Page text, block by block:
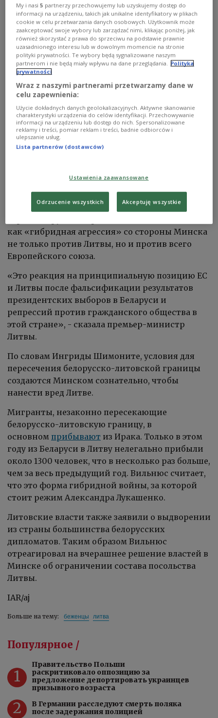
Солдаты ВС Литвы Фото: flickr.com/photos/7armyjmtc
Литва отправит войска не границу с
Беларусью, где также будет возведен
специальный барьер. Таким образом Вильнюс
намерен остановить наплыв нелегальных
мигрантов, которые прибывают через
Глава литовского правительства Ингрида
Шимоните заявила, что нелегальная миграция
как «гибридная агрессия» со стороны Минска
не только против Литвы, но и против всего
Европейского союза.
«Это реакция на принципиальную позицию ЕС
и Литвы после фальсификации результатов
президентских выборов в Беларуси и
репрессий против гражданского общества в
этой стране», - сказала премьер-министр
Литвы.
По словам Ингриды Шимоните, условия для
пересечения белорусско-литовской границы
создаются Минском сознательно, чтобы
нанести вред Литве.
Мигранты, незаконно пересекающие
белорусско-литовскую границу, в
основном прибывают из Ирака. Только в этом
году из Беларуси в Литву нелегально прибыли
около 1300 человек, что в несколько раз больше,
чем за весь предыдущий год. Вильнюс считает,
что это форма гибридной войны, за которой
стоит режим Александра Лукашенко.
Литовские власти также заявили о выдворении
из страны большинства белорусских
дипломатов. Таким образом Вильнюс
отреагировал на вчерашнее решение властей в
Минске об ограничении состава посольства
Литвы.
IAR/aj
Больше на тему: беженцы литва
Популярное /
1
Правительство Польши
раскритиковало оппозицию за
предложение депортировать украинцев
призывного возраста
2
В Германии расследуют смерть поляка
после задержания полицией
My i nasi5 partnerzy przechowujemy lub uzyskujemy dostęp do
informacji na urządzeniu, takich jak unikalne identyfikatory w plikach
cookie w celu przetwarzania danych osobowych. Użytkownik może
zaakceptować swoje wybory lub zarządzać nimi, klikając poniżej, jak
również skorzystać z prawa do sprzeciwu na podstawie prawnie
uzasadnionego interesu lub w dowolnym momencie na stronie
polityki prywatności. Te wybory będą sygnalizowane naszym
partnerom i nie będą miały wpływu na dane przeglądania.
Polityka
prywatności
Wraz z naszymi partnerami przetwarzamy dane w
celu zapewnienia:
Użycie dokładnych danych geolokalizacyjnych. Aktywne skanowanie
charakterystyki urządzenia do celów identyfikacji. Przechowywanie
informacji na urządzeniu lub dostęp do nich. Spersonalizowane
reklamy i treści, pomiar reklam i treści, badnie odbiorców i
ulepszanie usług.
Lista partnerów (dostawców)
Ustawienia zaawansowane
Odrzucenie wszystkich Akceptuję wszystkie